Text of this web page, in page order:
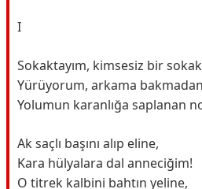
I
Sokaktayım, kimsesiz bir
Yürüyorum, arkama
Yolumun karanlığa saplanan
Ak saçlı başını alıp eline,
Kara hülyalara dal anneciğim!
O titrek kalbini bahtın yeline,